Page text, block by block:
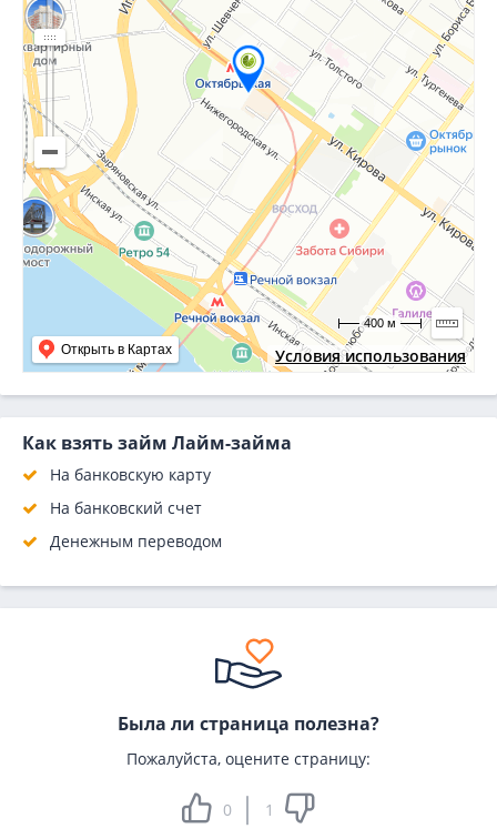
Условия использования
Открыть в Картах
400 м
Как взять займ Лайм-займа
На банковскую карту
На банковский счет
Денежным переводом
Была ли страница полезна?
Пожалуйста, оцените страницу:
0 1